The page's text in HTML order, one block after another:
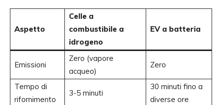
Aspetto
Celle a
combustibile a
idrogeno
EV a batteria
Emissioni
Zero (vapore
acqueo)
Zero
Tempo di
rifornimento
3-5 minuti
30 minuti fino a
diverse ore